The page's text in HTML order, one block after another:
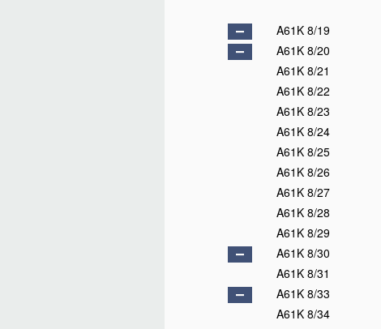
A61K 8/19
A61K 8/20
A61K 8/21
A61K 8/22
A61K 8/23
A61K 8/24
A61K 8/25
A61K 8/26
A61K 8/27
A61K 8/28
A61K 8/29
A61K 8/30
A61K 8/31
A61K 8/33
A61K 8/34